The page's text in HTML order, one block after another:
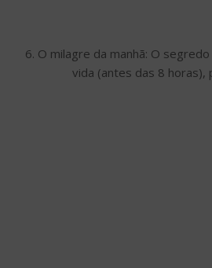
6. O milagre da manhã: O
vida (antes das 8 horas),